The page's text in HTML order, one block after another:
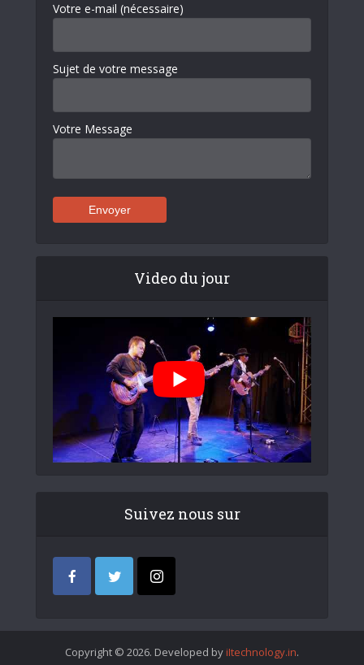
Votre e-mail (nécessaire)
Sujet de votre message
Votre Message
Video du jour
Suivez nous sur
Copyright © 2026. Developed by iItechnology.in.